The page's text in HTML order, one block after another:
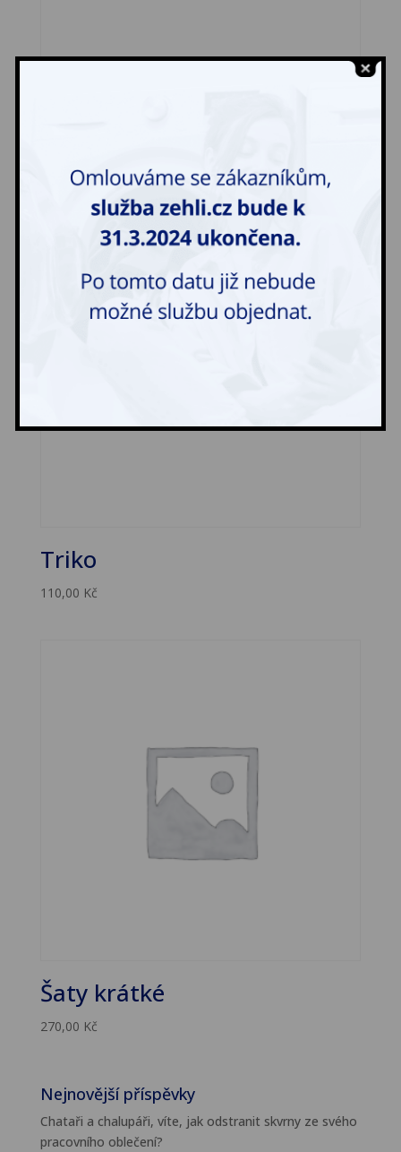
Triko
110,00 Kč
Šaty krátké
270,00 Kč
Nejnovější příspěvky
Chataři a chalupáři, víte, jak odstranit skvrny ze svého
pracovního oblečení?